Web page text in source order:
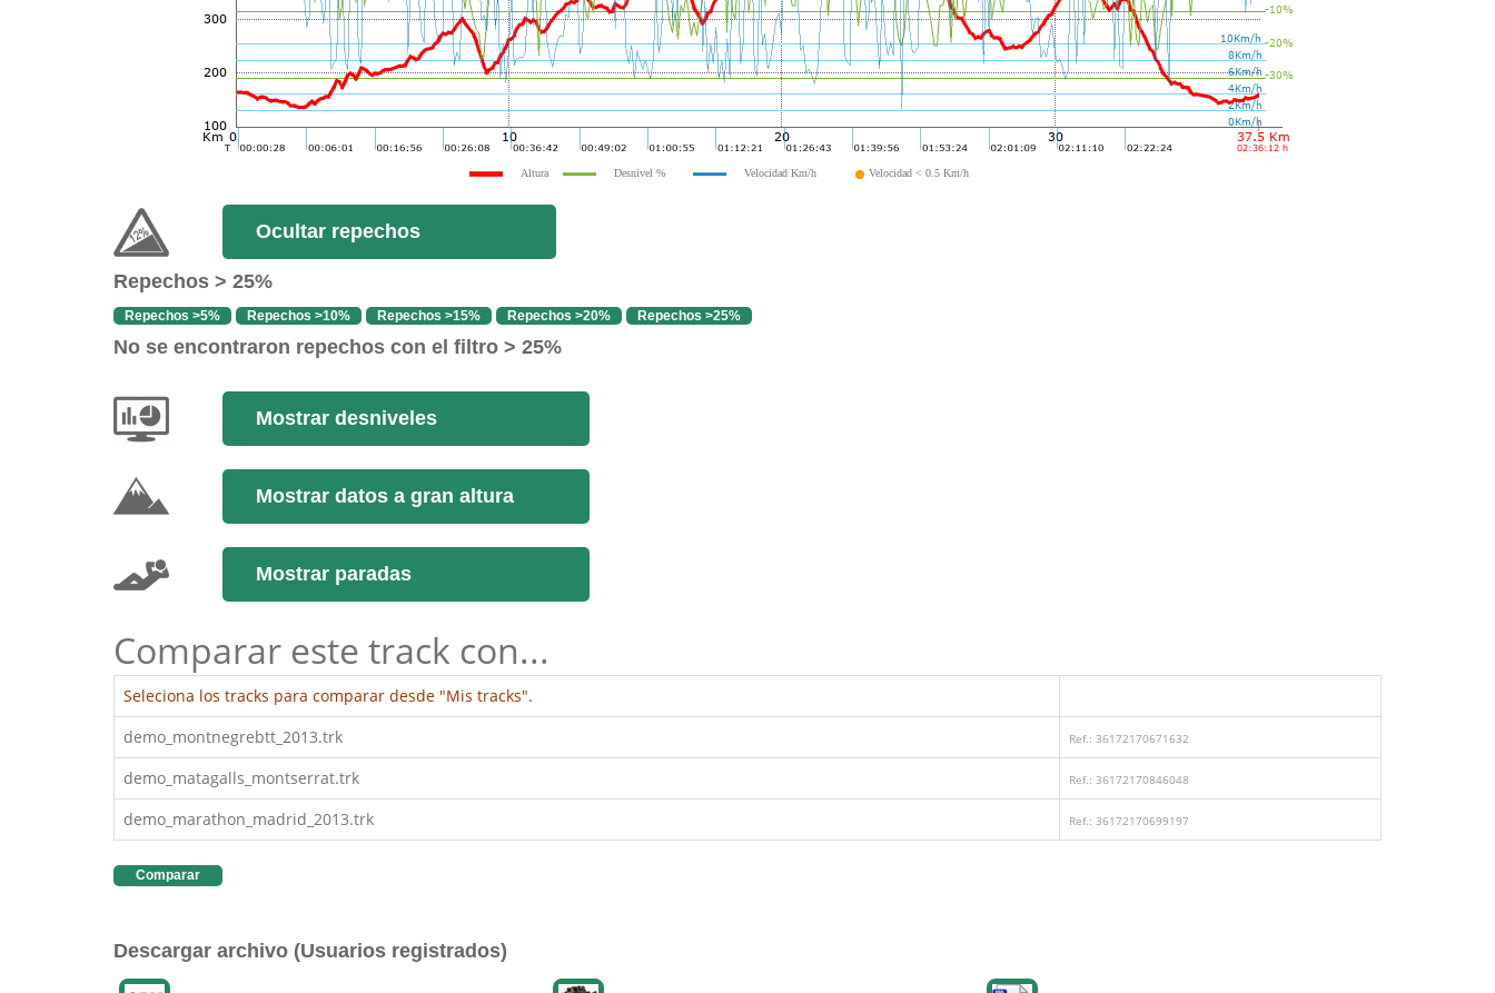
Altura Desnivel % Velocidad Km/h Velocidad < 0.5 Km/h
Ocultar repechos
Repechos > 25%
Repechos >5% Repechos >10% Repechos >15% Repechos >20% Repechos >25%
No se encontraron repechos con el filtro > 25%
Mostrar desniveles
Mostrar datos a gran altura
Mostrar paradas
Comparar este track con...
Seleciona los tracks para comparar desde "Mis tracks".
demo_montnegrebtt_2013.trk
Ref.: 36172170671632
demo_matagalls_montserrat.trk Ref.: 36172170846048
demo_marathon_madrid_2013.trk Ref.: 36172170699197
Comparar
Descargar archivo (Usuarios registrados)